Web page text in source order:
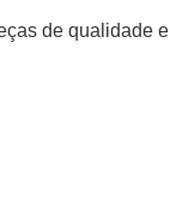
de qualidade e